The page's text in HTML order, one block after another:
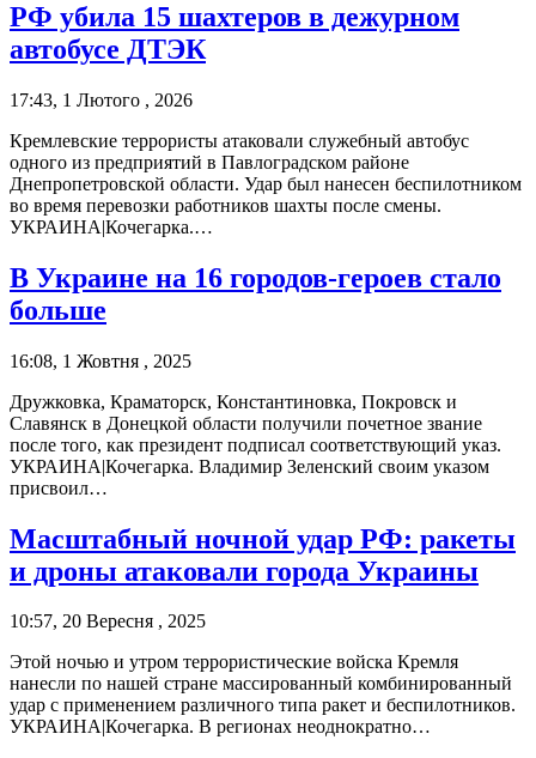
РФ убила 15 шахтеров в дежурном
автобусе ДТЭК
17:43, 1 Лютого , 2026
Кремлевские террористы атаковали служебный автобус
одного из предприятий в Павлоградском районе
Днепропетровской области. Удар был нанесен беспилотником
во время перевозки работников шахты после смены.
УКРАИНА|Кочегарка.…
В Украине на 16 городов-героев стало
больше
16:08, 1 Жовтня , 2025
Дружковка, Краматорск, Константиновка, Покровск и
Славянск в Донецкой области получили почетное звание
после того, как президент подписал соответствующий указ.
УКРАИНА|Кочегарка. Владимир Зеленский своим указом
присвоил…
Масштабный ночной удар РФ: ракеты
и дроны атаковали города Украины
10:57, 20 Вересня , 2025
Этой ночью и утром террористические войска Кремля
нанесли по нашей стране массированный комбинированный
удар с применением различного типа ракет и беспилотников.
УКРАИНА|Кочегарка. В регионах неоднократно…